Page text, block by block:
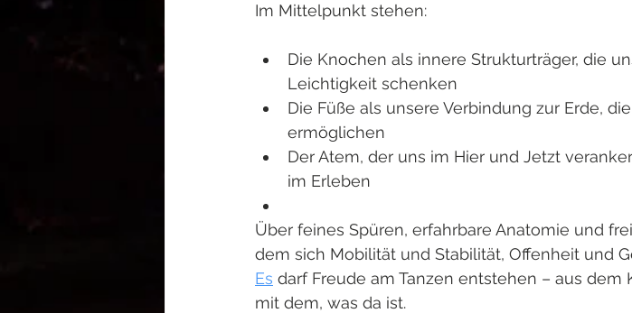
Im Mittelpunkt stehen:
Die Knochen als innere Strukturträger, die
Leichtigkeit schenken
Die Füße als unsere Verbindung zur Erde,
ermöglichen
Der Atem, der uns im Hier und Jetzt
im Erleben
Über feines Spüren, erfahrbare Anatomie und
dem sich Mobilität und Stabilität, Offenheit und
Es darf Freude am Tanzen entstehen – aus dem
mit dem, was da ist.